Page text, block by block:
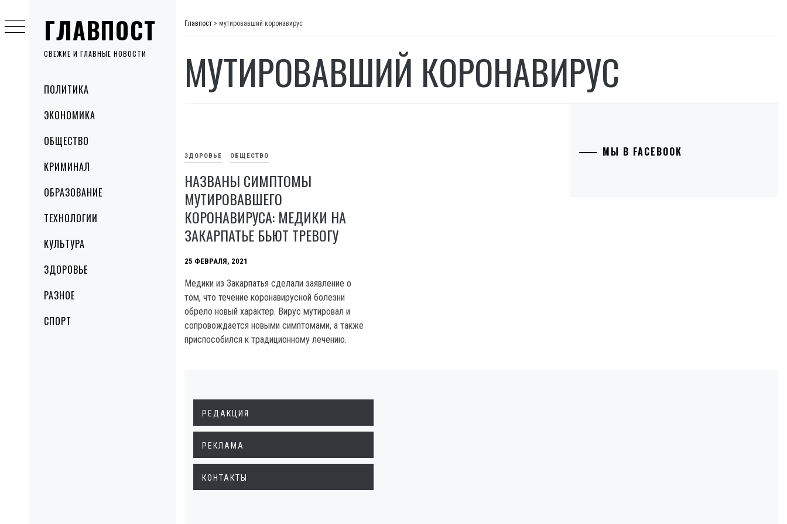
ГЛАВПОСТ
СВЕЖИЕ И ГЛАВНЫЕ НОВОСТИ
MenuПОЛИТИКА
ЭКОНОМИКА
ОБЩЕСТВО
КРИМИНАЛ
ОБРАЗОВАНИЕ
ТЕХНОЛОГИИ
КУЛЬТУРА
ЗДОРОВЬЕ
РАЗНОЕ
СПОРТ
to
content
Главпост > мутировавший коронавирус
МУТИРОВАВШИЙ КОРОНАВИРУС
ЗДОРОВЬЕ ОБЩЕСТВО
НАЗВАНЫ СИМПТОМЫ
МУТИРОВАВШЕГО
КОРОНАВИРУСА: МЕДИКИ НА
ЗАКАРПАТЬЕ БЬЮТ ТРЕВОГУ
25 ФЕВРАЛЯ, 2021
Медики из Закарпатья сделали заявление о
том, что течение коронавирусной болезни
обрело новый характер. Вирус мутировал и
сопровождается новыми симптомами, а также
приспособился к традиционному лечению.
МЫ В FACEBOOK
РЕДАКЦИЯ
РЕКЛАМА
КОНТАКТЫ